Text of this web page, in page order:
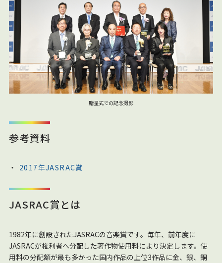
贈呈式での記念撮影
参考資料
2017年JASRAC賞
JASRAC賞とは
1982年に創設されたJASRACの音楽賞です。毎年、前年度に
JASRACが権利者へ分配した著作物使用料により決定します。使
用料の分配額が最も多かった国内作品の上位3作品に金、銀、銅